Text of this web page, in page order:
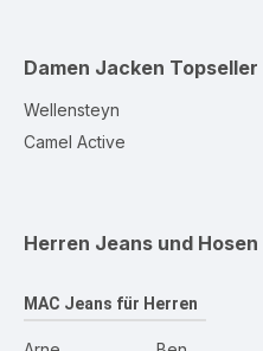
Damen Jacken Topseller
Wellensteyn
Camel Active
Herren Jeans und Hosen
MAC Jeans für Herren